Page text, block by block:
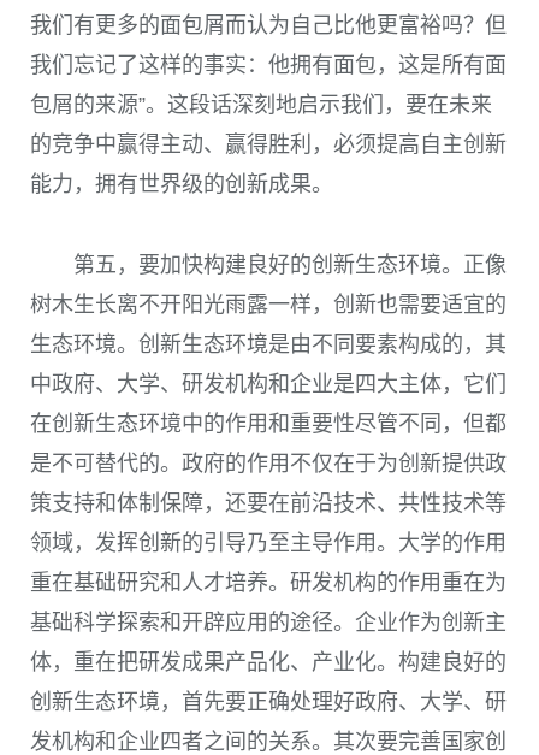
我们有更多的面包屑而认为自己比他更富裕吗？但
我们忘记了这样的事实：他拥有面包，这是所有面
包屑的来源”。这段话深刻地启示我们，要在未来
的竞争中赢得主动、赢得胜利，必须提高自主创新
能力，拥有世界级的创新成果。
第五，要加快构建良好的创新生态环境。正像
树木生长离不开阳光雨露一样，创新也需要适宜的
生态环境。创新生态环境是由不同要素构成的，其
中政府、大学、研发机构和企业是四大主体，它们
在创新生态环境中的作用和重要性尽管不同，但都
是不可替代的。政府的作用不仅在于为创新提供政
策支持和体制保障，还要在前沿技术、共性技术等
领域，发挥创新的引导乃至主导作用。大学的作用
重在基础研究和人才培养。研发机构的作用重在为
基础科学探索和开辟应用的途径。企业作为创新主
体，重在把研发成果产品化、产业化。构建良好的
创新生态环境，首先要正确处理好政府、大学、研
发机构和企业四者之间的关系。其次要完善国家创